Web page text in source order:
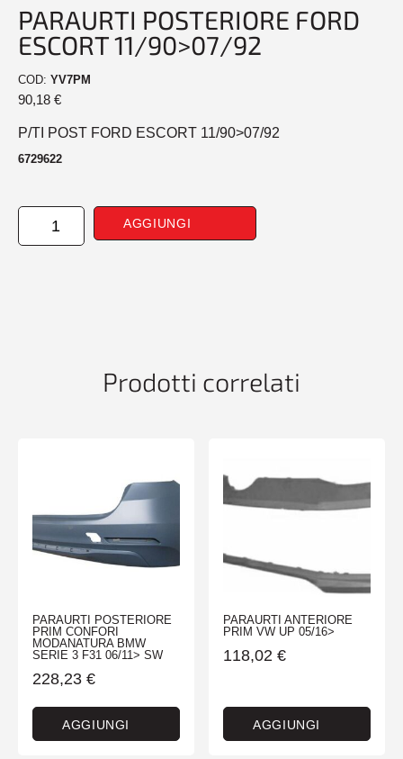
PARAURTI POSTERIORE FORD
ESCORT 11/90>07/92
COD: YV7PM
90,18 €
P/TI POST FORD ESCORT 11/90>07/92
6729622
PARAURTI
POSTERIORE
AGGIUNGI
Prodotti correlati
PARAURTI POSTERIORE
PRIM CONFORI
MODANATURA BMW
SERIE 3 F31 06/11> SW
228,23 €
AGGIUNGI
PARAURTI ANTERIORE
PRIM VW UP 05/16>
118,02 €
AGGIUNGI